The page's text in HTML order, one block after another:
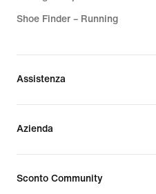
Shoe Finder – Running
Assistenza
Azienda
Sconto Community